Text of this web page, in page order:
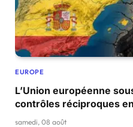
EUROPE
L’Union européenne
contrôles réciproques
samedi, 08 août